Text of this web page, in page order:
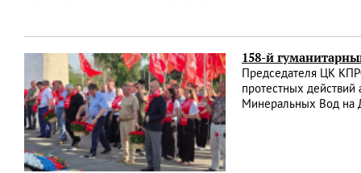
158-й
Председателя ЦК
протестных
Минеральных Вод на